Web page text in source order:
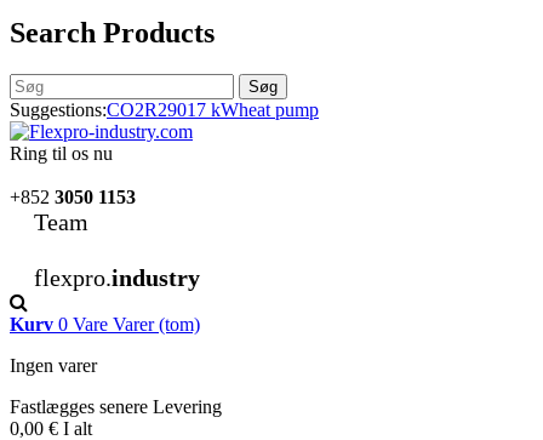
Search Products
Søg
Suggestions:CO2R29017 kWheat pump
Ring til os nu
+852 3050 1153
Team
flexpro.industry
Kurv 0 Vare Varer (tom)
Ingen varer
Fastlægges senere Levering
0,00 € I alt